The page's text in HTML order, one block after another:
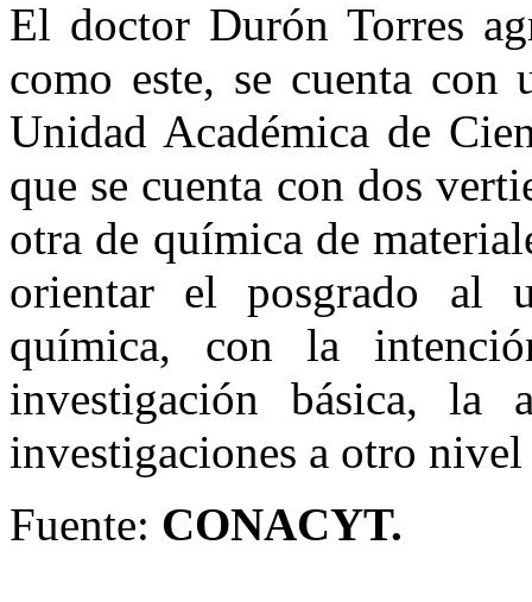
El doctor Durón Torres
como este, se cuenta con
Unidad Académica de
que se cuenta con dos
otra de química de
orientar el posgrado al
química, con la
investigación básica, la
investigaciones a otro
Fuente: CONACYT.